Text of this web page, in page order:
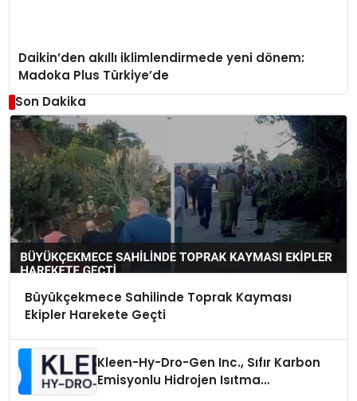
Daikin’den akıllı iklimlendirmede yeni dönem:
Madoka Plus Türkiye’de
Son Dakika
Büyükçekmece Sahilinde Toprak Kayması
Ekipler Harekete Geçti
Kleen-Hy-Dro-Gen Inc., Sıfır Karbon
Emisyonlu Hidrojen Isıtma